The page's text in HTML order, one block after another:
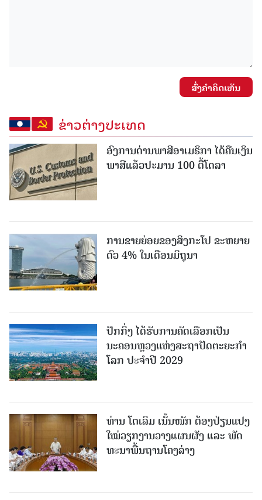
ສົ່ງຄໍາຄິດເຫັນ
ຂ່າວຕ່າງປະເທດ
ອົງການດ່ານພາສີອາເມຣິກາ ໄດ້ຄືນເງິນ
ພາສີແລ້ວປະມານ 100 ຕື້ໂດລາ
ການຂາຍຍ່ອຍຂອງສິງກະໂປ ຂະຫຍາຍ
ຕົວ 4% ໃນເດືອນມິຖຸນາ
ປັກກິ່ງ ໄດ້ຮັບການຄັດເລືອກເປັນ
ນະຄອນຫຼວງແຫ່ງສະຖາປັດຕະຍະກຳ
ໂລກ ປະຈຳປີ 2029
ທ່ານ ໂຕ​ເລິມ ເນັ້ນໜັກ ຕ້ອງ​ປ່ຽນ​ແປງ​
ໃໝ່​ວຽກ​ງານ​ວາງ​ແຜນ​ຜັງ ແລະ ​ພັດ​
ທະ​ນາ​ພື້ນ​ຖານ​ໂຄງ​ລ່າງ